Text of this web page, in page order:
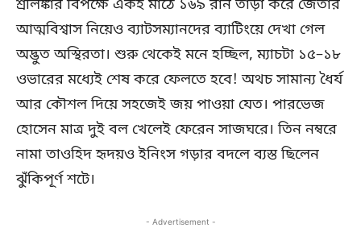
শ্রীলঙ্কার বিপক্ষে একই মাঠে ১৬৯ রান তাড়া করে জেতার
আত্মবিশ্বাস নিয়েও ব্যাটসম্যানদের ব্যাটিংয়ে দেখা গেল
অদ্ভুত অস্থিরতা। শুরু থেকেই মনে হচ্ছিল, ম্যাচটা ১৫–১৮
ওভারের মধ্যেই শেষ করে ফেলতে হবে! অথচ সামান্য ধৈর্য
আর কৌশল দিয়ে সহজেই জয় পাওয়া যেত। পারভেজ
হোসেন মাত্র দুই বল খেলেই ফেরেন সাজঘরে। তিন নম্বরে
নামা তাওহিদ হৃদয়ও ইনিংস গড়ার বদলে ব্যস্ত ছিলেন
ঝুঁকিপূর্ণ শটে।
- Advertisement -